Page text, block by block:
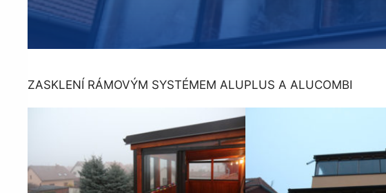
ZASKLENÍ RÁMOVÝM SYSTÉMEM ALUPLUS A ALUCOMBI